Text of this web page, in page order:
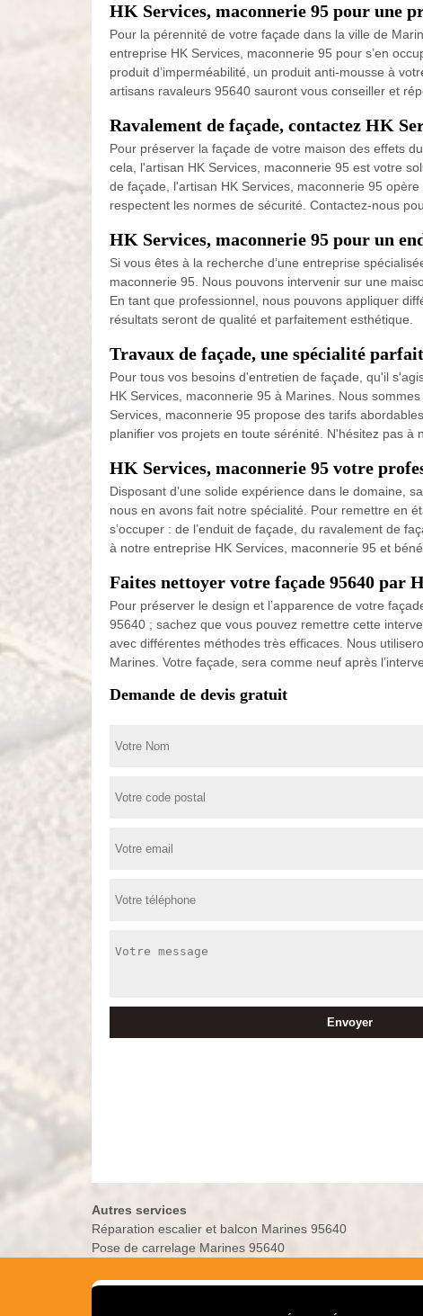
HK Services, maconnerie 95 pour une
Pour la pérennité de votre façade dans la ville de
entreprise HK Services, maconnerie 95 pour s’en
produit d’imperméabilité, un produit anti-mousse à
artisans ravaleurs 95640 sauront vous conseiller et
Ravalement de façade, contactez HK
Pour préserver la façade de votre maison des effets
cela, l'artisan HK Services, maconnerie 95 est votre
de façade, l'artisan HK Services, maconnerie 95
respectent les normes de sécurité. Contactez-nous
HK Services, maconnerie 95 pour un
Si vous êtes à la recherche d’une entreprise
maconnerie 95. Nous pouvons intervenir sur une
En tant que professionnel, nous pouvons appliquer
résultats seront de qualité et parfaitement esthétique.
Travaux de façade, une spécialité
Pour tous vos besoins d'entretien de façade, qu'il
HK Services, maconnerie 95 à Marines. Nous
Services, maconnerie 95 propose des tarifs
planifier vos projets en toute sérénité. N'hésitez pas
HK Services, maconnerie 95 votre
Disposant d’une solide expérience dans le domaine,
nous en avons fait notre spécialité. Pour remettre en
s’occuper : de l’enduit de façade, du ravalement de
à notre entreprise HK Services, maconnerie 95 et
Faites nettoyer votre façade 95640 par
Pour préserver le design et l’apparence de votre
95640 ; sachez que vous pouvez remettre cette
avec différentes méthodes très efficaces. Nous
Marines. Votre façade, sera comme neuf après
Demande de devis gratuit
Autres services
Réparation escalier et balcon Marines 95640
Pose de carrelage Marines 95640